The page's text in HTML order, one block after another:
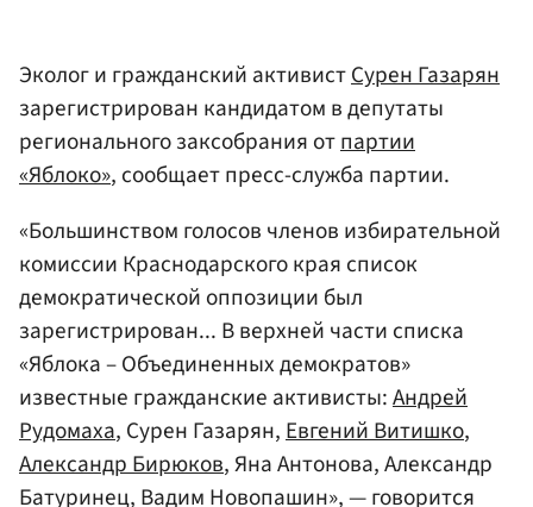
Эколог и гражданский активистСурен Газарян
зарегистрирован кандидатом в депутаты
регионального заксобрания отпартии
«Яблоко», сообщает пресс-служба партии.
«Большинством голосов членов избирательной
комиссии Краснодарского края список
демократической оппозиции был
зарегистрирован... В верхней части списка
«Яблока – Объединенных демократов»
известные гражданские активисты:Андрей
Рудомаха, Сурен Газарян,Евгений Витишко,
Александр Бирюков, Яна Антонова, Александр
Батуринец, Вадим Новопашин», — говорится